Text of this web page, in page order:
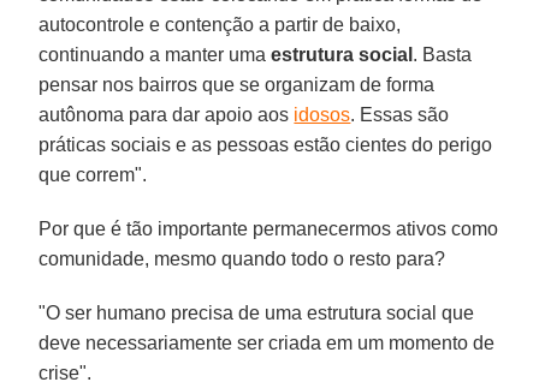
autocontrole e contenção a partir de baixo,
continuando a manter umaestrutura social . Basta
pensar nos bairros que se organizam de forma
autônoma para dar apoio aos idosos. Essas são
práticas sociais e as pessoas estão cientes do perigo
que correm".
Por que é tão importante permanecermos ativos como
comunidade, mesmo quando todo o resto para?
"O ser humano precisa de uma estrutura social que
deve necessariamente ser criada em um momento de
crise".